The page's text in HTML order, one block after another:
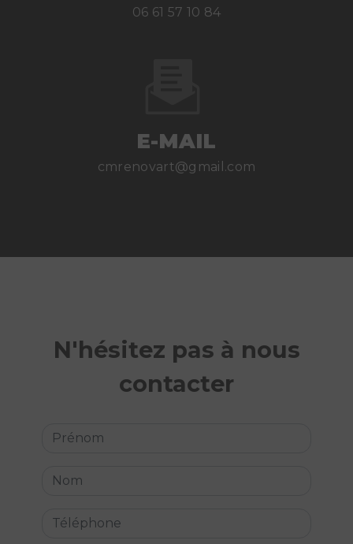
06 61 57 10 84
E-MAIL
cmrenovart@gmail.com
N'hésitez pas à nous
contacter